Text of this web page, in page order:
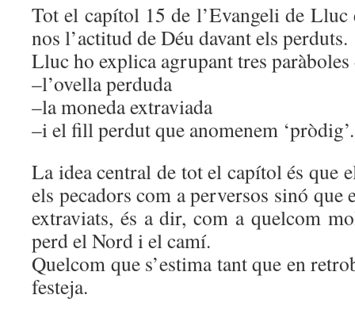
Tot el capítol 15 de l’Evangeli de Lluc
nos l’actitud de Déu davant els perduts.
Lluc ho explica agrupant tres paràboles
–l’ovella perduda
–la moneda extraviada
–i el fill perdut que anomenem ‘pròdig’.
La idea central de tot el capítol és que
els pecadors com a perversos sinó que
extraviats, és a dir, com a quelcom
perd el Nord i el camí.
Quelcom que s’estima tant que en
festeja.